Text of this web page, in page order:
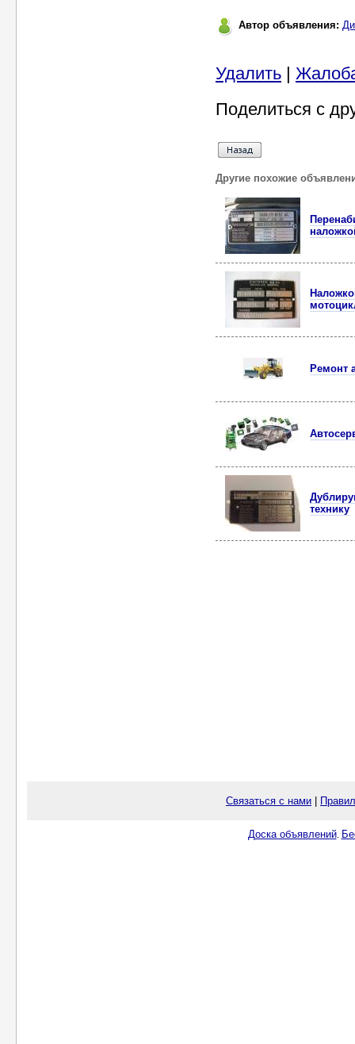
Автор объявления:
Удалить |
Поделиться с
Другие похожие
Ремонт
технику
Связаться с нами
Доска объявлений.